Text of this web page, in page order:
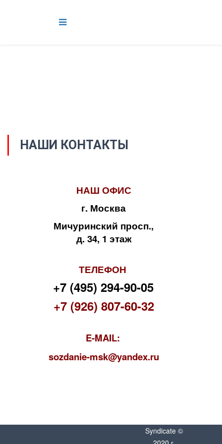
НАШИ КОНТАКТЫ
НАШ ОФИС
г. Москва
Мичуринский просп.,
д. 34, 1 этаж
ТЕЛЕФОН
+7 (495) 294-90-05
+7 (926) 807-60-32
E-MAIL:
sozdanie-msk@yandex.ru
Syndicate ©